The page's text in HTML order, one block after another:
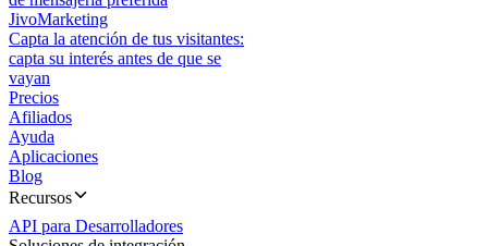
JivoMarketing
Capta la atención de tus visitantes:
capta su interés antes de que se
vayan
Precios
Afiliados
Ayuda
Aplicaciones
Blog
Recursos
API para Desarrolladores